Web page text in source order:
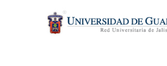
contenido
principal